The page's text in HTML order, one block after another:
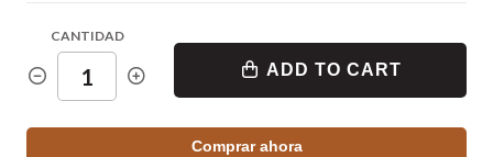
CANTIDAD
ADD TO CART
Comprar ahora